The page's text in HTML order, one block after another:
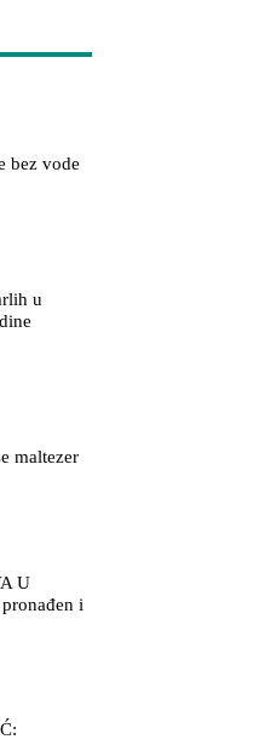
bez vode
u
maltezer
U
i